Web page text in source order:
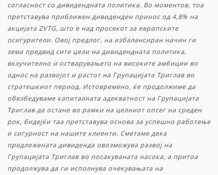
согласност со дивидендната политика. Во моментов, тоа
претставува приближен дивиденден принос од 4,8% на
акцијата ZVTG, што е над просекот за европските
осигурители. Овој предлог, на избалансиран начин ги
зема предвид сите цели на дивидендната политика,
вклучително и остварувањето на високите амбиции во
однос на развојот и растот на Групацијата Триглав во
стратешкиот период. Истовремено, ќе продолжиме да
обезбедуваме капиталната адекватност на Групацијата
Триглав да остане во рамки на целниот опсег на среден
рок, бидејќи таа претставува основа за успешно работење
и сигурност на нашите клиенти. Сметаме дека
предложената дивиденда овозможува развој на
Групацијата Триглав во посакуваната насока, а притоа
продолжува да ги исполнува очекувањата на